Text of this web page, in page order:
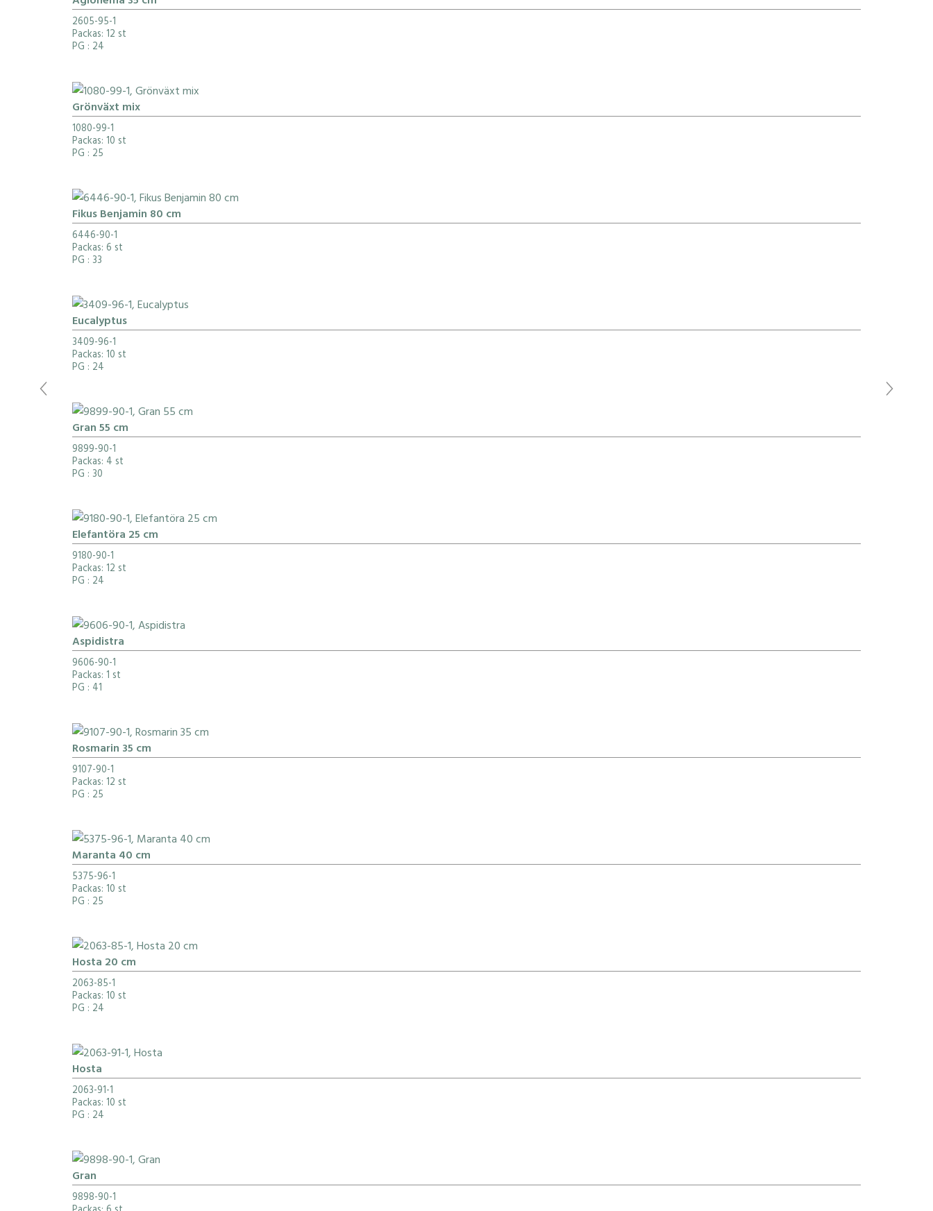
2605-95-1
Packas: 12 st
PG : 24
Grönväxt mix
1080-99-1
Packas: 10 st
PG : 25
Fikus Benjamin 80 cm
6446-90-1
Packas: 6 st
PG : 33
Eucalyptus
3409-96-1
Packas: 10 st
PG : 24
Gran 55 cm
9899-90-1
Packas: 4 st
PG : 30
Elefantöra 25 cm
9180-90-1
Packas: 12 st
PG : 24
Aspidistra
9606-90-1
Packas: 1 st
PG : 41
Rosmarin 35 cm
9107-90-1
Packas: 12 st
PG : 25
Maranta 40 cm
5375-96-1
Packas: 10 st
PG : 25
Hosta 20 cm
2063-85-1
Packas: 10 st
PG : 24
Hosta
2063-91-1
Packas: 10 st
PG : 24
Gran
9898-90-1